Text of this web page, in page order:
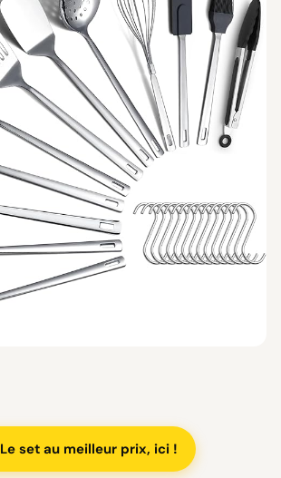
Le set au meilleur prix, ici !